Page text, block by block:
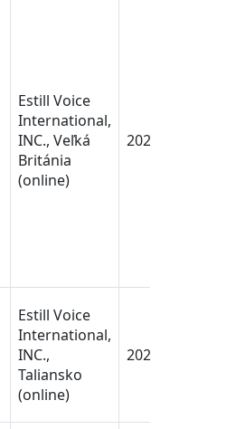
Estill Voice
International,
INC., Veľká
Británia
(online)
2021
Estill Voice
International,
INC.,
Taliansko
(online)
2022